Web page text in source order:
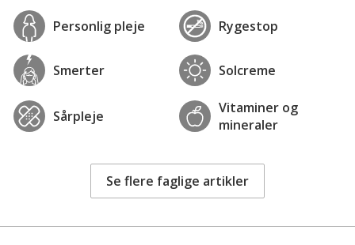
Personlig pleje Rygestop
Smerter Solcreme
Sårpleje
Vitaminer og
mineraler
Se flere faglige artikler